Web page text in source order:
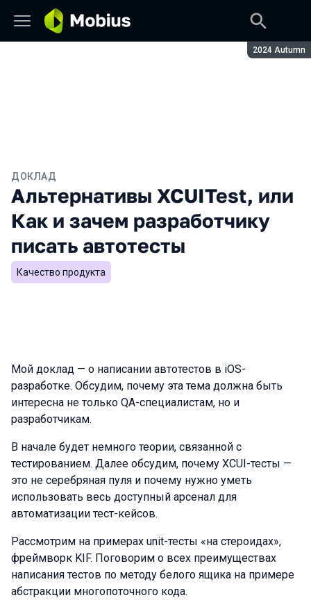
Сезон:
2024 Autumn
ДОКЛАД
Альтернативы XCUITest, или
Как и зачем разработчику
писать автотесты
Качество продукта
Мой доклад — о написании автотестов в iOS-
разработке. Обсудим, почему эта тема должна быть
интересна не только QA-специалистам, но и
разработчикам.
В начале будет немного теории, связанной с
тестированием. Далее обсудим, почему XCUI-тесты —
это не серебряная пуля и почему нужно уметь
использовать весь доступный арсенал для
автоматизации тест-кейсов.
Рассмотрим на примерах unit-тесты «на стероидах»,
фреймворк KIF. Поговорим о всех преимуществах
написания тестов по методу белого ящика на примере
абстракции многопоточного кода.